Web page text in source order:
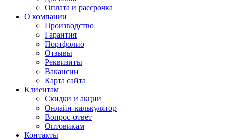
Оплата и рассрочка
О компании
Производство
Гарантия
Портфолио
Отзывы
Реквизиты
Вакансии
Карта сайта
Клиентам
Скидки и акции
Онлайн-калькулятор
Вопрос-ответ
Оптовикам
Контакты